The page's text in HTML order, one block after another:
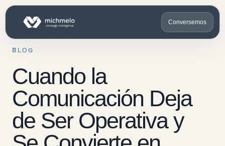
Conversemos
BLOG
Cuando la
Comunicación Deja
de Ser Operativa y